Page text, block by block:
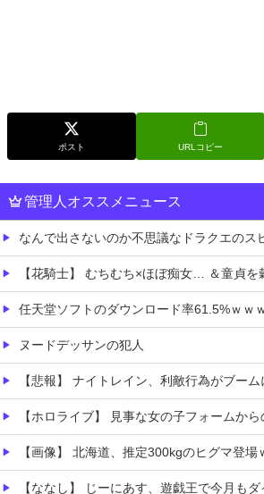
ポスト URLコピー
管理人オススメニュース
なんで出さないのか不思議なドラクエのスピ
【花騎士】 むちむち×ほぼ痴女… ＆童貞を穀す服っぽい服を
任天堂ソフトのダウンロード率61.5%ｗｗ
ヌードデッサンの犯人
【悲報】 ナイトレイン、利敵行為がブーム
【ホロライブ】 見事な女の子フォームか
【画像】 北海道、推定300kgのヒグマ登場ｗｗｗｗｗｗ
【ななし】 じーにあす、遊戯王で今月もダイヤ到達！『先生もう笑うしかなくなっとりますや